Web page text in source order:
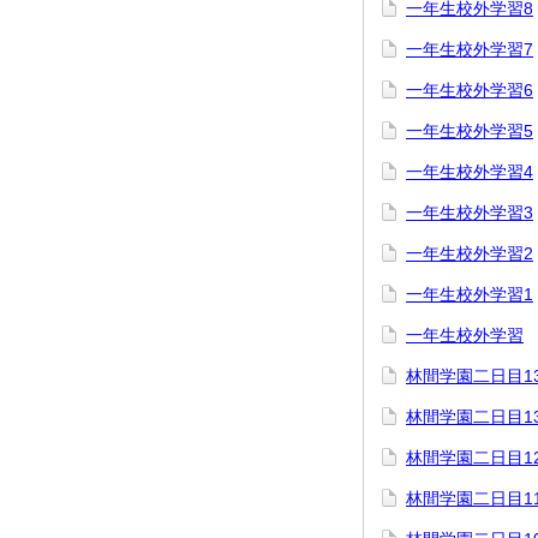
一年生校外学習8
一年生校外学習7
一年生校外学習6
一年生校外学習5
一年生校外学習4
一年生校外学習3
一年生校外学習2
一年生校外学習1
一年生校外学習
林間学園二日目
林間学園二日目
林間学園二日目
林間学園二日目11